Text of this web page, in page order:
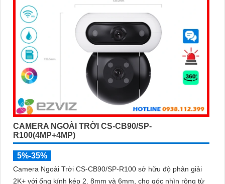
CAMERA NGOÀI TRỜI CS-CB90/SP-
R100(4MP+4MP)
5%-35%
Camera Ngoài Trời CS-CB90/SP-R100 sở hữu độ phân giải
2K+ với ống kính kép 2. 8mm và 6mm, cho góc nhìn rộng từ